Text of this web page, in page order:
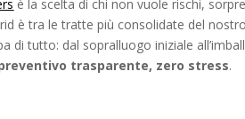
è la scelta di chi non vuole rischi,
è tra le tratte più consolidate del
di tutto: dal sopralluogo iniziale
trasparente, zero stress.